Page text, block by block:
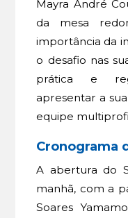
Mayra André
da mesa
importância da
o desafio nas
prática e
apresentar a
equipe
Cronograma
A abertura do
manhã, com a
Soares